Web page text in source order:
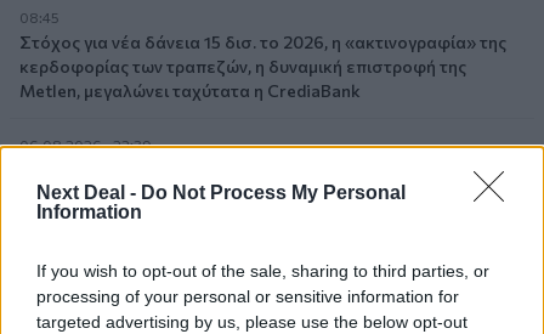
Next Deal - Do Not Process My Personal
Information
If you wish to opt-out of the sale, sharing to third parties, or
processing of your personal or sensitive information for
targeted advertising by us, please use the below opt-out
08:45
Στόχος για νέα δάνεια 15 δισ. το 2026, η «ακτινογραφία» της
κερδοφορίας των τραπεζών, η δυναμική επιστροφή της
Metlen, μεγαλώνει ταχύτατα η CrediaBank
06.08.2026 - 22:39
10.000 φορές η διεθνής επιστημονική κοινότητα παρέπεμψε
στο έργο του – Ποιος είναι ο Έλληνας χειρουργός Χρήστος
Κοντοβουνήσιος
06.08.2026 - 14:55
Μιχάλης Τάτσης, Insurance & Healthcare Analyst, διευθυντής
Επιχειρηματικής Ανάπτυξης Ομίλου HHG